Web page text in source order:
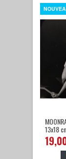
13x18
Bond